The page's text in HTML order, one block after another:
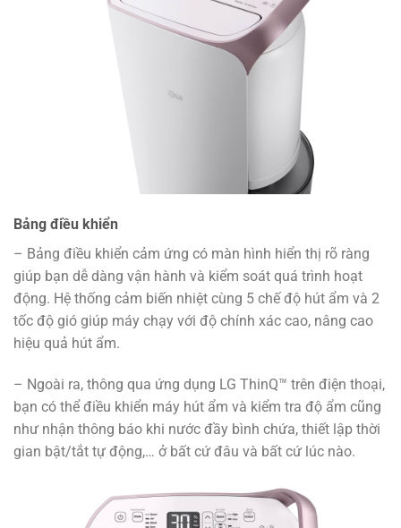
Bảng điều khiển
– Bảng điều khiển cảm ứng có màn hình hiển thị rõ ràng
giúp bạn dễ dàng vận hành và kiểm soát quá trình hoạt
động. Hệ thống cảm biến nhiệt cùng 5 chế độ hút ẩm và 2
tốc độ gió giúp máy chạy với độ chính xác cao, nâng cao
hiệu quả hút ẩm.
– Ngoài ra, thông qua ứng dụng LG ThinQ™ trên điện thoại,
bạn có thể điều khiển máy hút ẩm và kiểm tra độ ẩm cũng
như nhận thông báo khi nước đầy bình chứa, thiết lập thời
gian bật/tắt tự động,… ở bất cứ đâu và bất cứ lúc nào.